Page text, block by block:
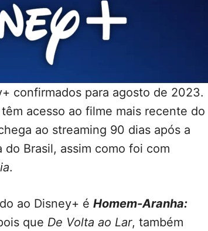
confirmados para agosto de 2023.
acesso ao filme mais recente do
ao streaming 90 dias após a
Brasil, assim como foi com
.
ao Disney+ é Homem-Aranha:
que De Volta ao Lar, também